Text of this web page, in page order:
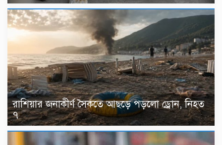
রাশিয়ার জনাকীর্ণ সৈকতে আছড়ে পড়লো ড্রোন, নিহত
৭